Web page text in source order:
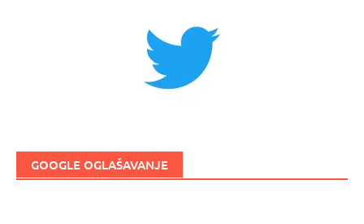
GOOGLE OGLAŠAVANJE